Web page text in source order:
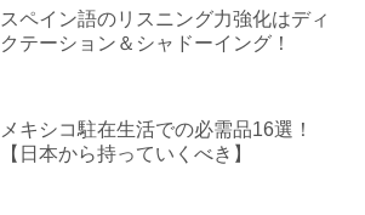
スペイン語のリスニング力強化はディ
クテーション＆シャドーイング！
メキシコ駐在生活での必需品16選！
【日本から持っていくべき】